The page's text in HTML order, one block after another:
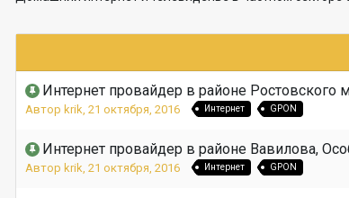
Интернет провайдер в районе Ростовского
Автор krik, 21 октября, 2016 Интернет GPON
Интернет провайдер в районе Вавилова,
Автор krik, 21 октября, 2016 Интернет GPON